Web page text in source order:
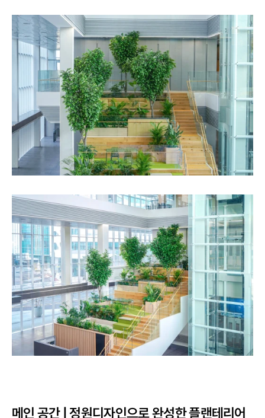
메인 공간 | 정원디자인으로 완성한 플랜테리어